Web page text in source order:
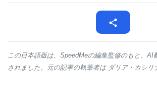
この日本語版は、SpeedMeの編集監修のもと、AI
されました。元の記事の執筆者は ダリア・カシリ